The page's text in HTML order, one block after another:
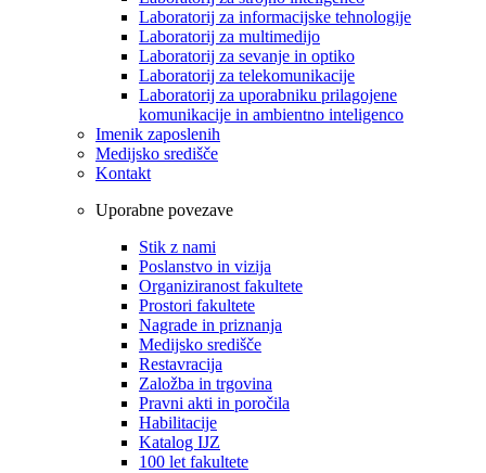
Laboratorij za informacijske tehnologije
Laboratorij za multimedijo
Laboratorij za sevanje in optiko
Laboratorij za telekomunikacije
Laboratorij za uporabniku prilagojene
komunikacije in ambientno inteligenco
Imenik zaposlenih
Medijsko središče
Kontakt
Uporabne povezave
Stik z nami
Poslanstvo in vizija
Organiziranost fakultete
Prostori fakultete
Nagrade in priznanja
Medijsko središče
Restavracija
Založba in trgovina
Pravni akti in poročila
Habilitacije
Katalog IJZ
100 let fakultete